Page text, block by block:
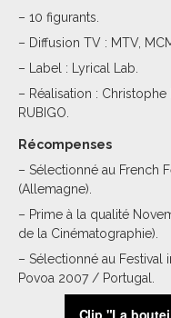
– 10 figurants.
– Diffusion TV : MTV,
– Label : Lyrical Lab.
– Réalisation :
RUBIGO.
Récompenses
– Sélectionné au French
(Allemagne).
– Prime à la qualité
de la Cinématographie).
– Sélectionné au
Povoa 2007 / Portugal.